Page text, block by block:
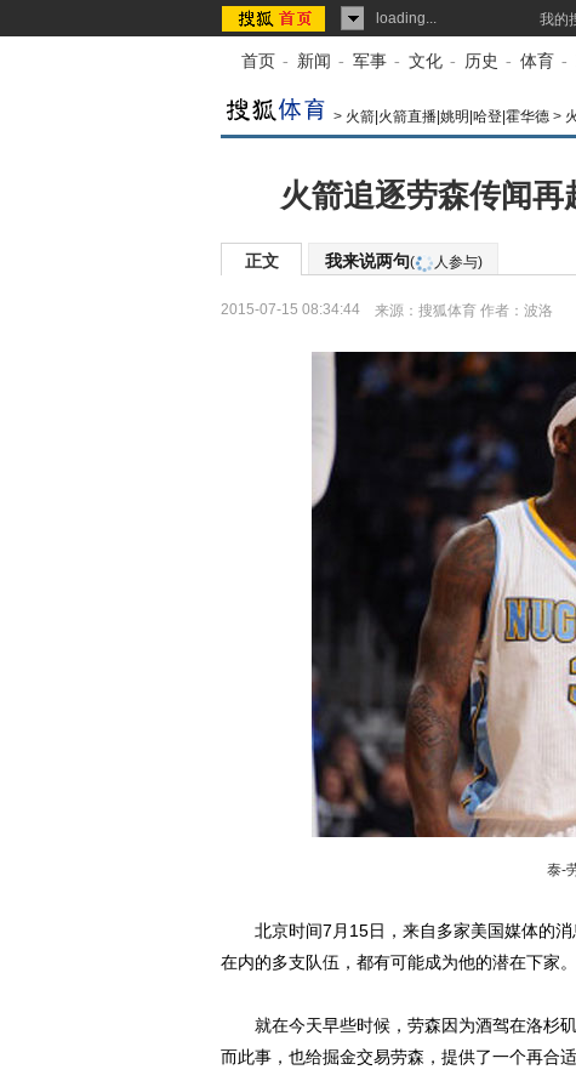
loading... 我的
首页 - 新闻 - 军事 - 文化 - 历史 - 体育 -
> 火箭|火箭直播|姚明|哈登|霍华德 >
火箭追逐劳森传闻
正文 我来说两句( 人参与)
2015-07-15 08:34:44 来源： 搜狐体育 作者：波洛
泰-
北京时间7月15日，来自多家美国媒体的消
在内的多支队伍，都有可能成为他的潜在下家。
就在今天早些时候，劳森因为酒驾在洛杉矶
而此事，也给掘金交易劳森，提供了一个再合适